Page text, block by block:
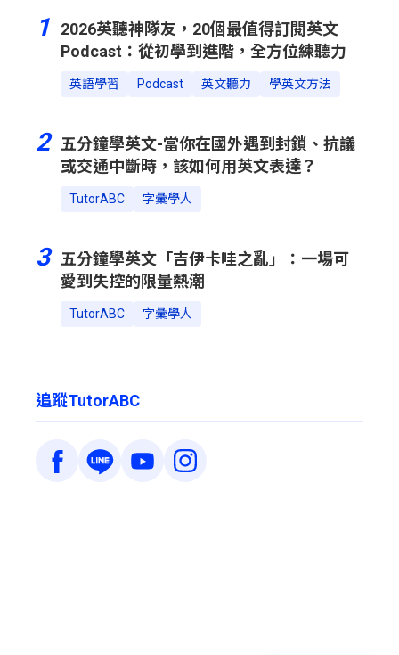
1
2026英聽神隊友，20個最值得訂閱英文
Podcast：從初學到進階，全方位練聽力
英語學習 Podcast 英文聽力 學英文方法
2
五分鐘學英文-當你在國外遇到封鎖、抗議
或交通中斷時，該如何用英文表達？
TutorABC 字彙學人
3
五分鐘學英文「吉伊卡哇之亂」：一場可
愛到失控的限量熱潮
TutorABC 字彙學人
追蹤TutorABC